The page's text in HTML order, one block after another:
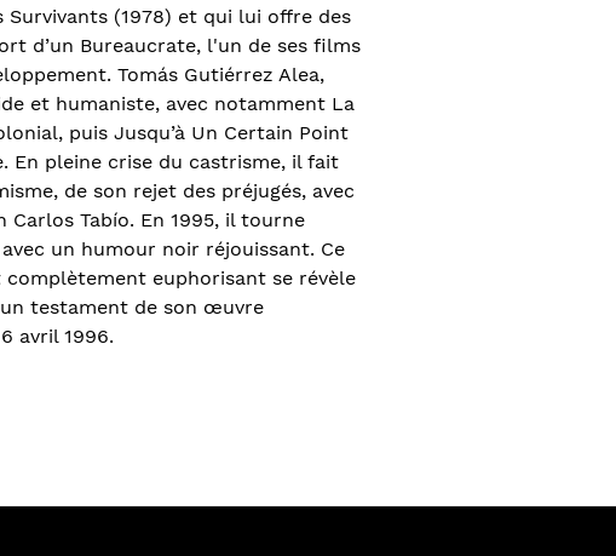
Survivants (1978) et qui lui offre des
d’un Bureaucrate, l'un de ses films
Tomás Gutiérrez Alea,
et humaniste, avec notamment La
puis Jusqu’à Un Certain Point
En pleine crise du castrisme, il fait
de son rejet des préjugés, avec
Carlos Tabío. En 1995, il tourne
un humour noir réjouissant. Ce
euphorisant se révèle
testament de son œuvre
avril 1996.